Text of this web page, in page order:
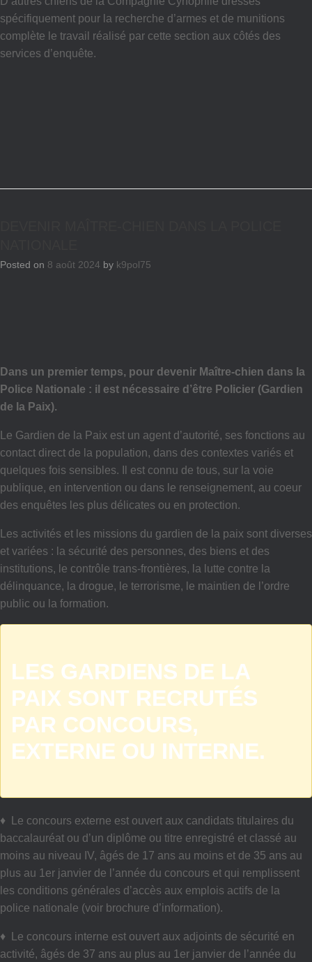
spécifiquement pour la recherche d’armes et de munitions
complète le travail réalisé par cette section aux côtés des
services d’enquête.
Posted on 8 août 2024 by k9pol75
Dans un premier temps, pour devenir Maître-chien dans la
Police Nationale : il est nécessaire d’être Policier (Gardien
de la Paix).
Le Gardien de la Paix est un agent d’autorité, ses fonctions au
contact direct de la population, dans des contextes variés et
quelques fois sensibles. Il est connu de tous, sur la voie
publique, en intervention ou dans le renseignement, au coeur
des enquêtes les plus délicates ou en protection.
Les activités et les missions du gardien de la paix sont diverses
et variées : la sécurité des personnes, des biens et des
institutions, le contrôle trans-frontières, la lutte contre la
délinquance, la drogue, le terrorisme, le maintien de l’ordre
public ou la formation.
LES GARDIENS DE LA
PAIX SONT RECRUTÉS
PAR CONCOURS,
EXTERNE OU INTERNE.
♦ Le concours externe est ouvert aux candidats titulaires du
baccalauréat ou d’un diplôme ou titre enregistré et classé au
moins au niveau IV, âgés de 17 ans au moins et de 35 ans au
plus au 1er janvier de l’année du concours et qui remplissent
les conditions générales d’accès aux emplois actifs de la
police nationale (voir brochure d’information).
♦ Le concours interne est ouvert aux adjoints de sécurité en
activité, âgés de 37 ans au plus au 1er janvier de l’année du